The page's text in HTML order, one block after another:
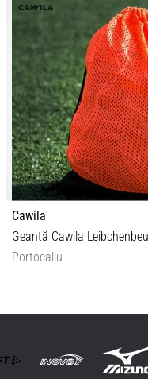
Cawila
Geantă Cawila
Portocaliu
OS